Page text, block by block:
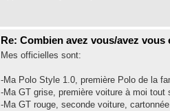
Re: Combien avez vous/avez vous
Mes officielles sont:
-Ma Polo Style 1.0, première Polo de la
-Ma GT grise, première voiture à moi tout
-Ma GT rouge, seconde voiture,